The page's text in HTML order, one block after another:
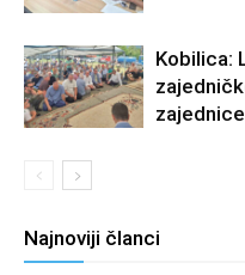
Kobilica:
zajednice
Najnoviji članci